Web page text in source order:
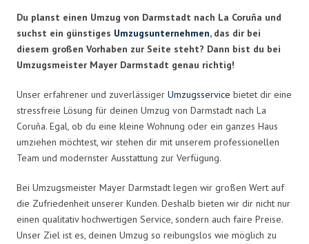
Du planst einen Umzug von Darmstadt nach La Coruña und
suchst ein günstiges Umzugsunternehmen, das dir bei
diesem großen Vorhaben zur Seite steht? Dann bist du bei
Umzugsmeister Mayer Darmstadt genau richtig!
Unser erfahrener und zuverlässiger Umzugsservice bietet dir eine
stressfreie Lösung für deinen Umzug von Darmstadt nach La
Coruña. Egal, ob du eine kleine Wohnung oder ein ganzes Haus
umziehen möchtest, wir stehen dir mit unserem professionellen
Team und modernster Ausstattung zur Verfügung.
Bei Umzugsmeister Mayer Darmstadt legen wir großen Wert auf
die Zufriedenheit unserer Kunden. Deshalb bieten wir dir nicht nur
einen qualitativ hochwertigen Service, sondern auch faire Preise.
Unser Ziel ist es, deinen Umzug so reibungslos wie möglich zu